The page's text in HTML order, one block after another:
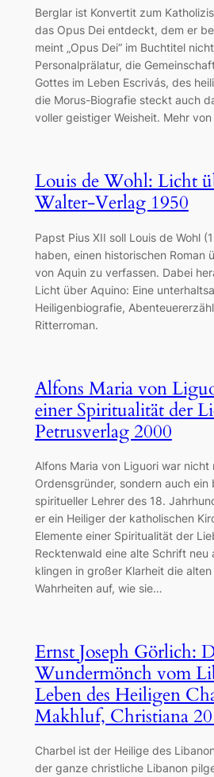
Berglar ist Konvertit zum
das Opus Dei entdeckt, dem er
meint „Opus Dei“ im Buchtitel
Personalprälatur, die
Gottes im Leben Escrivás, des
die Morus-Biografie steckt auch
voller geistiger Weisheit. Mehr von
Louis de Wohl: Licht
Walter-Verlag 1950
Papst Pius XII soll Louis de Wohl
haben, einen historischen Roman
von Aquin zu verfassen. Dabei
Licht über Aquino: Eine
Heiligenbiografie,
Ritterroman.
Alfons Maria von
einer Spiritualität der
Petrusverlag 2000
Alfons Maria von Liguori war nicht
Ordensgründer, sondern auch ein
spiritueller Lehrer des 18.
er ein Heiliger der katholischen
Elemente einer Spiritualität der
Recktenwald eine alte Schrift neu
klingen in großer Klarheit die
Wahrheiten auf, wie sie…
Ernst Joseph Görlich:
Wundermönch vom
Leben des Heiligen
Makhluf, Christiana
Charbel ist der Heilige des
der ganze christliche Libanon